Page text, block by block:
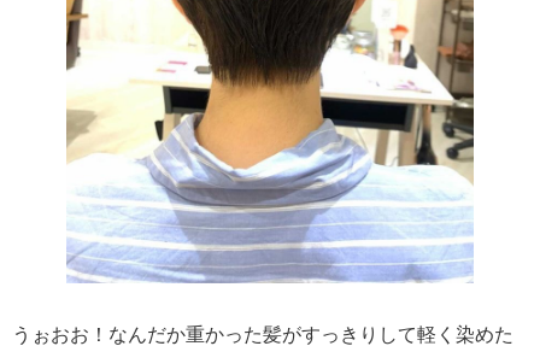
うぉおお！なんだか重かった髪がすっきりして軽く染めた